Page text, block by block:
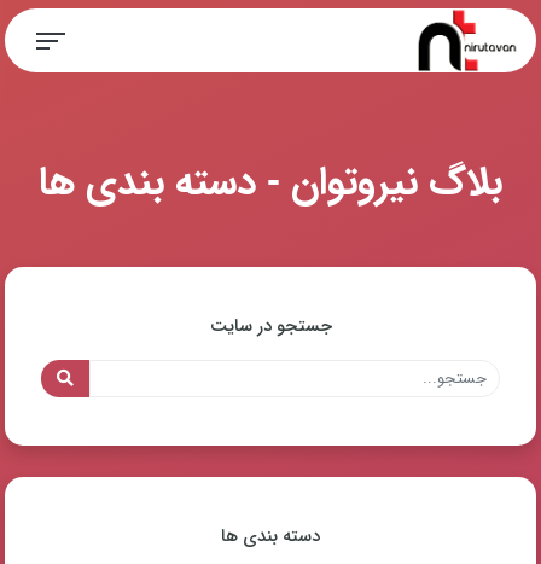
بلاگ نیروتوان - دسته بندی ها
جستجو در سایت
دسته بندی ها